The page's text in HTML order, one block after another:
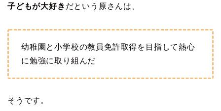
子どもが大好き だという原さんは、
幼稚園と小学校の教員免許取得を目指して熱心
に勉強に取り組んだ
そうです。